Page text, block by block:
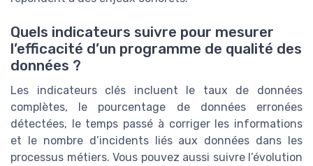
Quels indicateurs suivre pour mesurer
l’efficacité d’un programme de qualité des
données ?
Les indicateurs clés incluent le taux de données
complètes, le pourcentage de données erronées
détectées, le temps passé à corriger les informations
et le nombre d’incidents liés aux données dans les
processus métiers. Vous pouvez aussi suivre l’évolution